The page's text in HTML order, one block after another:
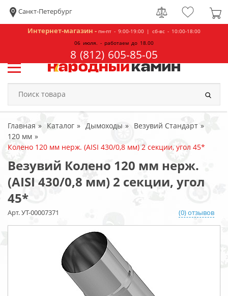
Санкт-Петербург
Интернет-магазин - пн-пт - 9:00-19:00 | сб-вс - 10:00-18:00
06 июля. - работаем до 18.00
8 (812) 605-85-05
Главная Каталог Дымоходы
Везувий Стандарт
120 мм
Колено 120 мм нерж. (AISI 430/0,8 мм) 2 секции, угол 45*
Везувий Колено 120 мм нерж.
(AISI 430/0,8 мм) 2 секции, угол
45*
Арт. УТ-00007371 (0) отзывов